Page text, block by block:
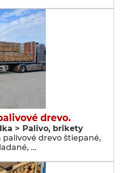
drevo.
> Palivo, brikety
drevo štiepané,
…